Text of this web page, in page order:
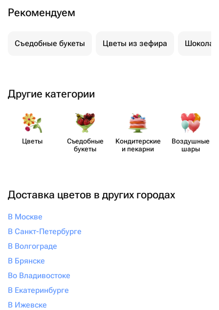
Рекомендуем
Съедобные букеты Цветы из зефира
Другие категории
Цветы
Съедобные
букеты
Кондит​ерские
и пекарни
Воздушные
шары
Доставка цветов в других городах
В Москве
В Санкт-Петербурге
В Волгограде
В Брянске
Во Владивостоке
В Екатеринбурге
В Ижевске